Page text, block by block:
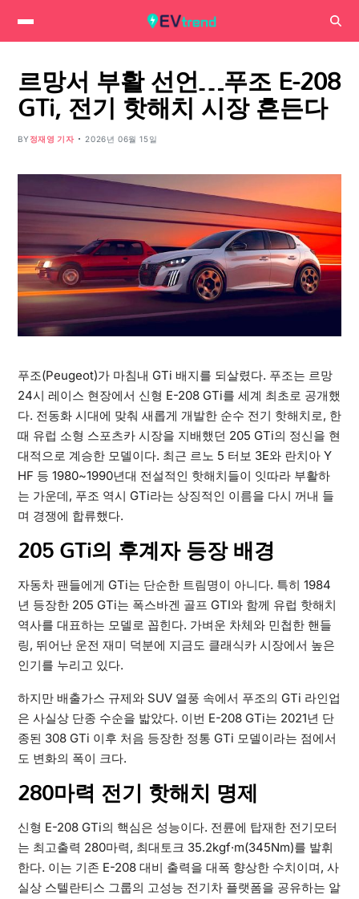
르망서 부활 선언…푸조 E-208
GTi, 전기 핫해치 시장 흔든다
BY 정재영 기자 2026년 06월 15일
푸조(Peugeot)가 마침내 GTi 배지를 되살렸다. 푸조는 르망
24시 레이스 현장에서 신형 E-208 GTi를 세계 최초로 공개했
다. 전동화 시대에 맞춰 새롭게 개발한 순수 전기 핫해치로, 한
때 유럽 소형 스포츠카 시장을 지배했던 205 GTi의 정신을 현
대적으로 계승한 모델이다. 최근 르노 5 터보 3E와 란치아 Y
HF 등 1980~1990년대 전설적인 핫해치들이 잇따라 부활하
는 가운데, 푸조 역시 GTi라는 상징적인 이름을 다시 꺼내 들
며 경쟁에 합류했다.
205 GTi의 후계자 등장 배경
자동차 팬들에게 GTi는 단순한 트림명이 아니다. 특히 1984
년 등장한 205 GTi는 폭스바겐 골프 GTI와 함께 유럽 핫해치
역사를 대표하는 모델로 꼽힌다. 가벼운 차체와 민첩한 핸들
링, 뛰어난 운전 재미 덕분에 지금도 클래식카 시장에서 높은
인기를 누리고 있다.
하지만 배출가스 규제와 SUV 열풍 속에서 푸조의 GTi 라인업
은 사실상 단종 수순을 밟았다. 이번 E-208 GTi는 2021년 단
종된 308 GTi 이후 처음 등장한 정통 GTi 모델이라는 점에서
도 변화의 폭이 크다.
280마력 전기 핫해치 명제
신형 E-208 GTi의 핵심은 성능이다. 전륜에 탑재한 전기모터
는 최고출력 280마력, 최대토크 35.2kgf·m(345Nm)를 발휘
한다. 이는 기존 E-208 대비 출력을 대폭 향상한 수치이며, 사
실상 스텔란티스 그룹의 고성능 전기차 플랫폼을 공유하는 알